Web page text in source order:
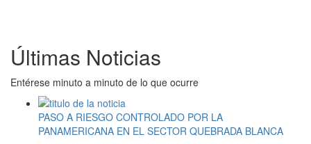
Últimas Noticias
Entérese minuto a minuto de lo que ocurre
PASO A RIESGO CONTROLADO POR LA
PANAMERICANA EN EL SECTOR QUEBRADA BLANCA